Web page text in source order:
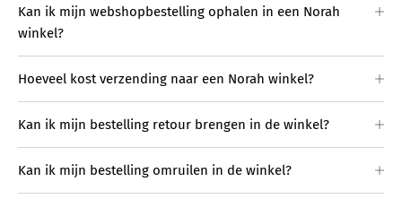
Kan ik mijn webshopbestelling ophalen in een Norah
winkel?
Hoeveel kost verzending naar een Norah winkel?
Kan ik mijn bestelling retour brengen in de winkel?
Kan ik mijn bestelling omruilen in de winkel?